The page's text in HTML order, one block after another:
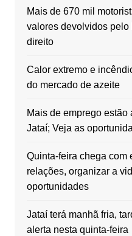
Mais de 670 mil
valores devolvidos pelo
direito
Calor extremo e
do mercado de azeite
Mais de emprego estão
Jataí; Veja as
Quinta-feira chega com
relações, organizar a
oportunidades
Jataí terá manhã fria,
alerta nesta quinta-feira